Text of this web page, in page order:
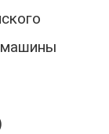
машины